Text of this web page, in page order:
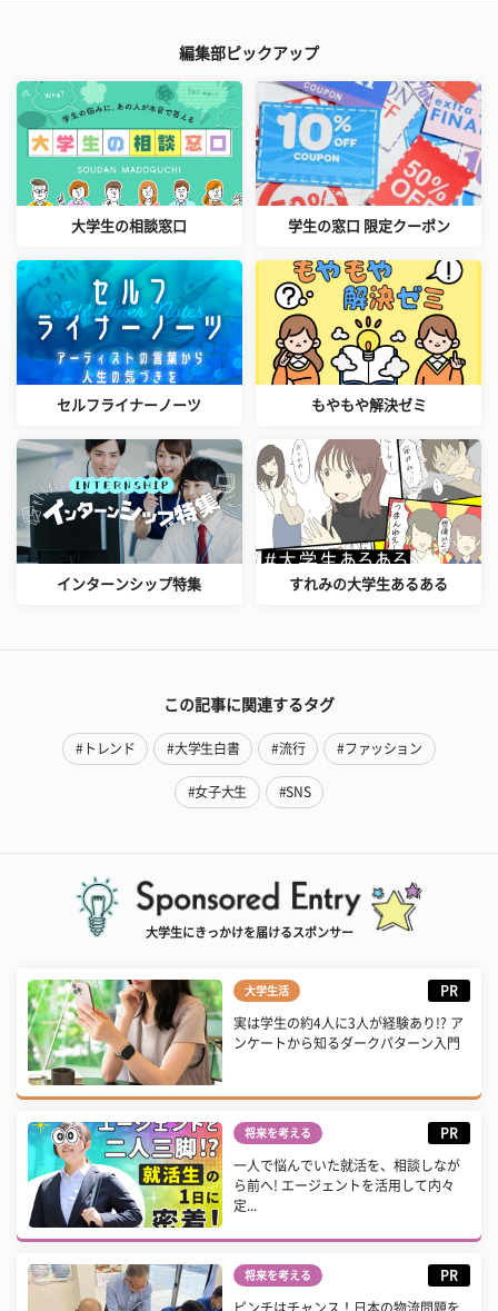
編集部ピックアップ
大学生の相談窓口 学生の窓口 限定クーポン
セルフライナーノーツ もやもや解決ゼミ
インターンシップ特集 すれみの大学生あるある
この記事に関連するタグ
#トレンド #大学生白書 #流行 #ファッション
#女子大生 #SNS
大学生にきっかけを届けるスポンサー
大学生活 PR
実は学生の約4人に3人が経験あり!? ア
ンケートから知るダークパターン入門
将来を考える PR
一人で悩んでいた就活を、相談しなが
ら前へ! エージェントを活用して内々
定...
将来を考える PR
ピンチはチャンス！日本の物流問題を